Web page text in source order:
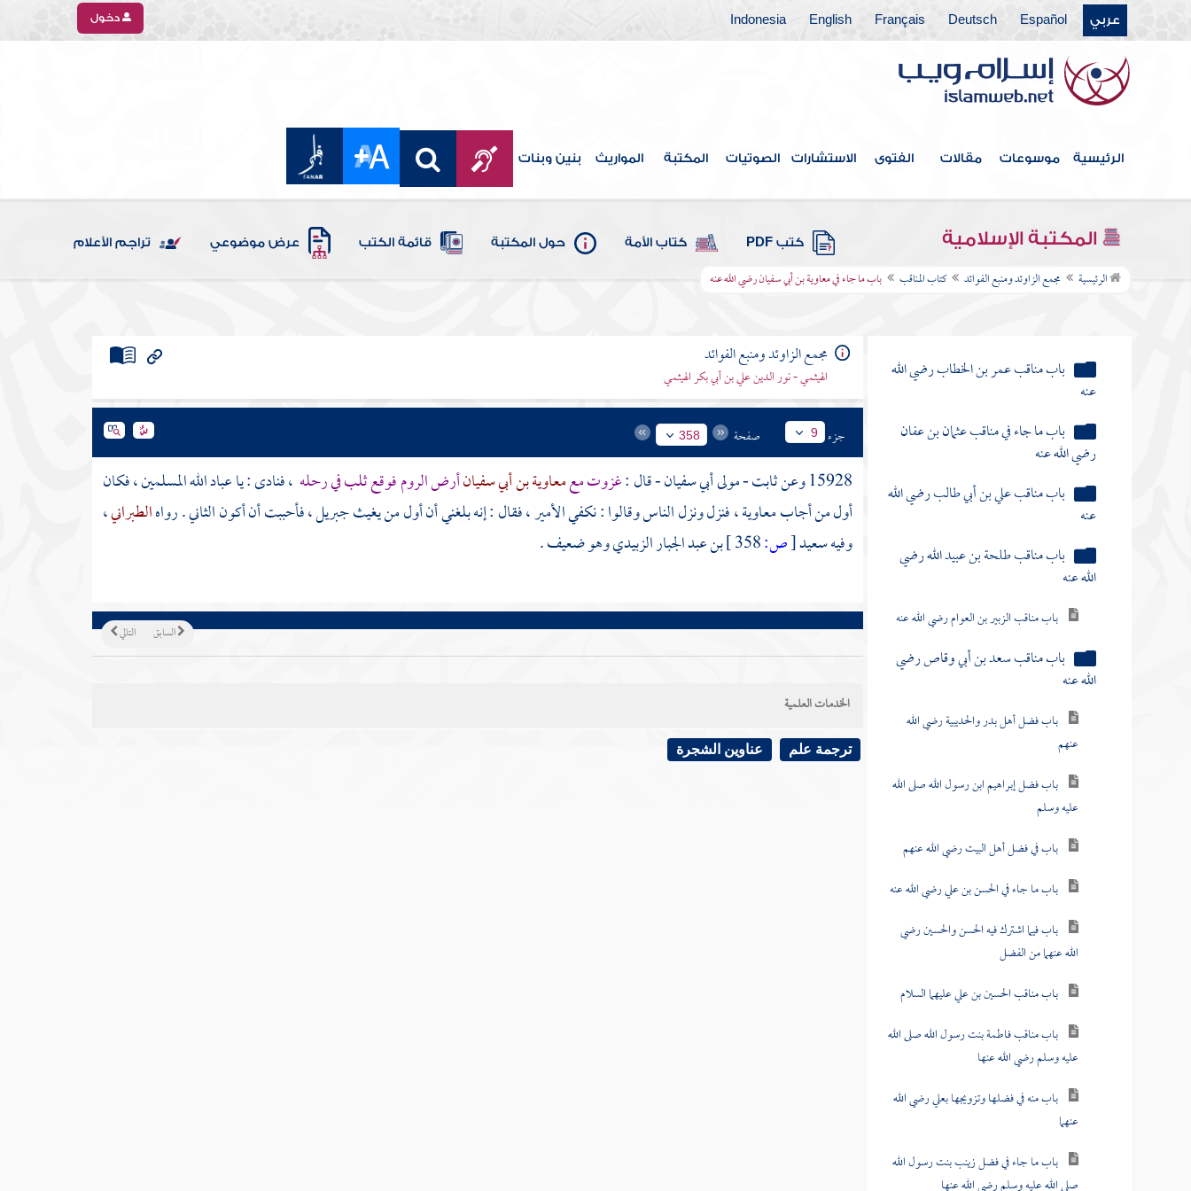
عربي Español
Deutsch
Français
English
Indonesia دخول
الرئيسية موسوعات مقالات الفتوى الاستشارات الصوتيات المكتبة المواريث بنين وبنات
المكتبة الإسلامية كتب PDF كتاب الأمة حول المكتبة قائمة الكتب عرض موضوعي تراجم الأعلام
الرئيسية مجمع الزاوئد ومنبع الفوائد كتاب المناقب باب ما جاء في معاوية بن أبي سفيان رضي الله عنه
كتاب القدر
كتاب الفتن أعاذنا الله منها
كتاب الأدب
كتاب البر والصلة
كتاب فيه ذكر الأنبياء
كتاب علامات النبوة
كتاب المناقب
باب مناقب عمر بن الخطاب رضي الله
عنه
باب ما جاء في مناقب عثمان بن عفان
رضي الله عنه
باب مناقب علي بن أبي طالب رضي الله
عنه
باب مناقب طلحة بن عبيد الله رضي
الله عنه
باب مناقب الزبير بن العوام رضي الله عنه
باب مناقب سعد بن أبي وقاص رضي
الله عنه
باب فضل أهل بدر والحديبية رضي الله
عنهم
باب فضل إبراهيم ابن رسول الله صلى الله
عليه وسلم
باب في فضل أهل البيت رضي الله عنهم
باب ما جاء في الحسن بن علي رضي الله عنه
باب فيما اشترك فيه الحسن والحسين رضي
الله عنهما من الفضل
باب مناقب الحسين بن علي عليهما السلام
باب مناقب فاطمة بنت رسول الله صلى الله
عليه وسلم رضي الله عنها
باب منه في فضلها وتزويجها بعلي رضي الله
عنهما
باب ما جاء في فضل زينب بنت رسول الله
مجمع الزاوئد ومنبع الفوائد
الهيثمي - نور الدين علي بن أبي بكر الهيثمي
جزء 9 صفحة 358
15928 وعن ثابت - مولى أبي سفيان- قال :غزوت معمعاوية بن أبي سفيانأرض الرومفوقع ثلب في رحله ، فنادى : يا عباد الله المسلمين ، فكان
أول من أجابمعاوية، فنزل ونزل الناس وقالوا : نكفي الأمير ، فقال : إنه بلغني أن أول من يغيثجبريل، فأحببت أن أكون الثاني . رواهالطبراني،
وفيهسعيد[ص: بن عبد الجبار الزبيديوهو ضعيف .
التالي السابق
الخدمات العلمية
ترجمة علم عناوين الشجرة